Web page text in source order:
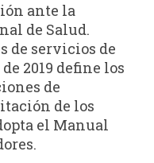
ante la
de Salud.
de servicios de
2019 define los
de
de los
el Manual